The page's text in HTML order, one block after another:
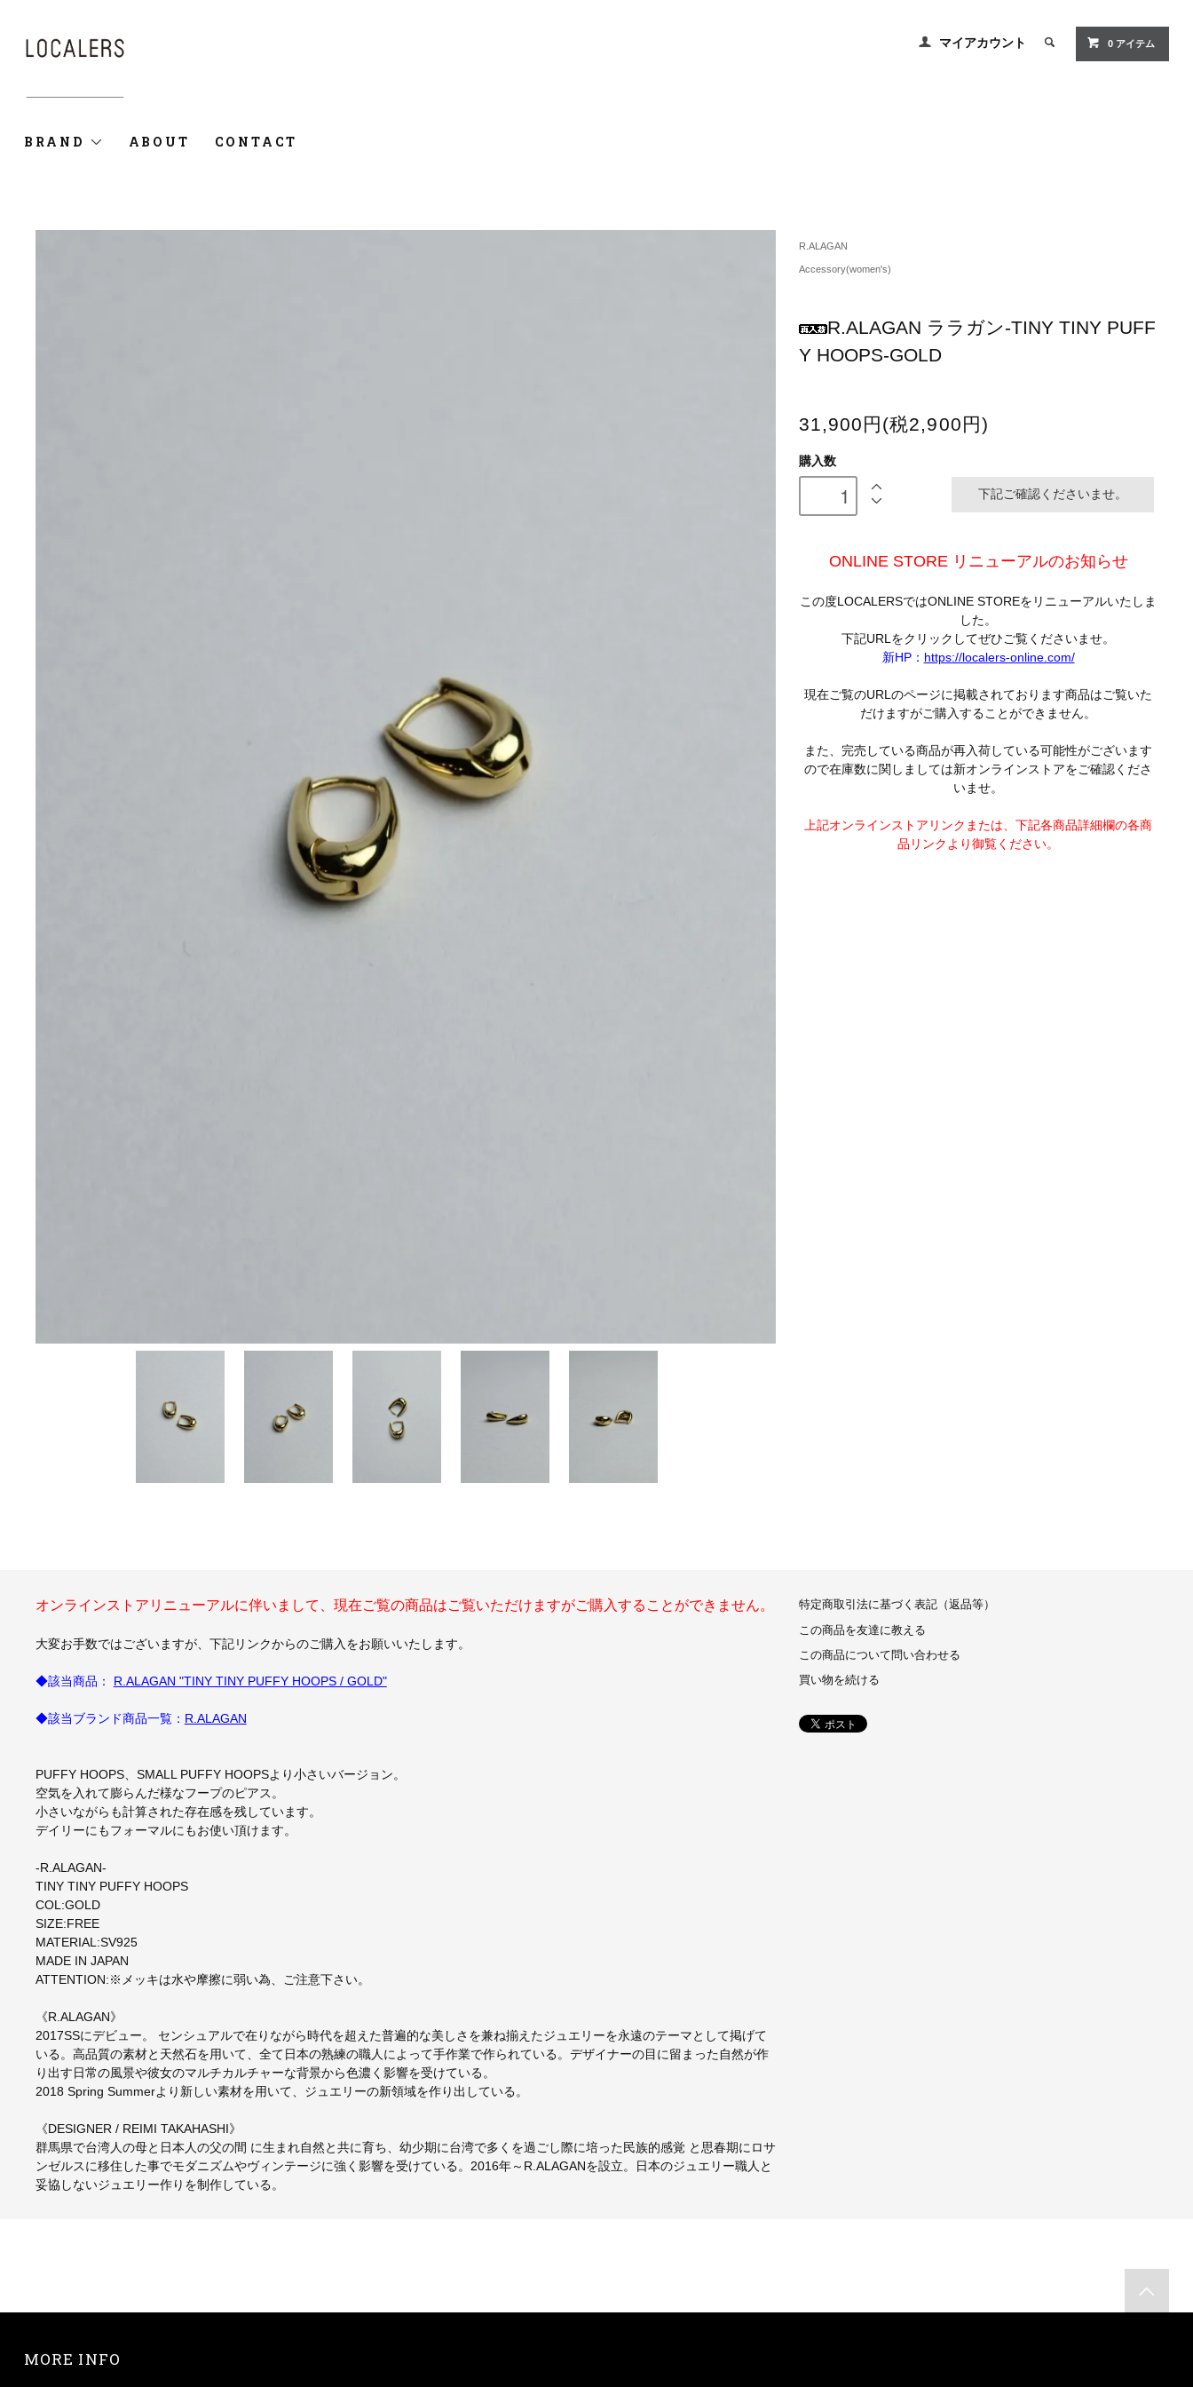
マイアカウント 0 アイテム
BRAND ABOUT CONTACT
R.ALAGAN
Accessory(women's)
R.ALAGAN ララガン-TINY TINY PUFF
Y HOOPS-GOLD
31,900円(税2,900円)
購入数
下記ご確認くださいませ。
ONLINE STORE リニューアルのお知らせ
この度LOCALERSではONLINE STOREをリニューアルいたしま
した。
下記URLをクリックしてぜひご覧くださいませ。
新HP： https://localers-online.com/
現在ご覧のURLのページに掲載されております商品はご覧いた
だけますがご購入することができません。
また、完売している商品が再入荷している可能性がございます
ので在庫数に関しましては新オンラインストアをご確認くださ
いませ。
上記オンラインストアリンクまたは、下記各商品詳細欄の各商
品リンクより御覧ください。
オンラインストアリニューアルに伴いまして、現在ご覧の商品はご覧いただけますがご購入することができません。
大変お手数ではございますが、下記リンクからのご購入をお願いいたします。
◆該当商品： R.ALAGAN "TINY TINY PUFFY HOOPS / GOLD"
◆該当ブランド商品一覧： R.ALAGAN
PUFFY HOOPS、SMALL PUFFY HOOPSより小さいバージョン。
空気を入れて膨らんだ様なフープのピアス。
小さいながらも計算された存在感を残しています。
デイリーにもフォーマルにもお使い頂けます。
-R.ALAGAN-
TINY TINY PUFFY HOOPS
COL:GOLD
SIZE:FREE
MATERIAL:SV925
MADE IN JAPAN
ATTENTION:※メッキは水や摩擦に弱い為、ご注意下さい。
《R.ALAGAN》
2017SSにデビュー。 センシュアルで在りながら時代を超えた普遍的な美しさを兼ね揃えたジュエリーを永遠のテーマとして掲げて
いる。高品質の素材と天然石を用いて、全て日本の熟練の職人によって手作業で作られている。デザイナーの目に留まった自然が作
り出す日常の風景や彼女のマルチカルチャーな背景から色濃く影響を受けている。
2018 Spring Summerより新しい素材を用いて、ジュエリーの新領域を作り出している。
《DESIGNER / REIMI TAKAHASHI》
群馬県で台湾人の母と日本人の父の間 に生まれ自然と共に育ち、幼少期に台湾で多くを過ごし際に培った民族的感覚 と思春期にロサ
ンゼルスに移住した事でモダニズムやヴィンテージに強く影響を受けている。2016年～R.ALAGANを設立。日本のジュエリー職人と
妥協しないジュエリー作りを制作している。
特定商取引法に基づく表記（返品等）
この商品を友達に教える
この商品について問い合わせる
買い物を続ける
MORE INFO